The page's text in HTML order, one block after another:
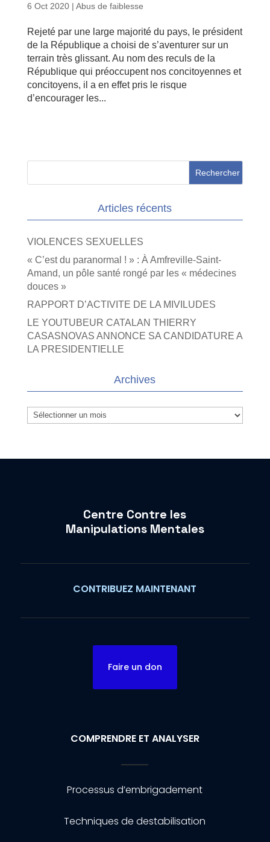
6 Oct 2020| Abus de faiblesse
Rejeté par une large majorité du pays, le président
de la République a choisi de s’aventurer sur un
terrain très glissant. Au nom des reculs de la
République qui préoccupent nos concitoyennes et
concitoyens, il a en effet pris le risque
d’encourager les...
Articles récents
VIOLENCES SEXUELLES
« C’est du paranormal ! » : À Amfreville-Saint-
Amand, un pôle santé rongé par les « médecines
douces »
RAPPORT D’ACTIVITE DE LA MIVILUDES
LE YOUTUBEUR CATALAN THIERRY
CASASNOVAS ANNONCE SA CANDIDATURE A
LA PRESIDENTIELLE
Archives
Archives
Centre Contre les
Manipulations Mentales
CONTRIBUEZ MAINTENANT
Faire un don
COMPRENDRE ET ANALYSER
Processus d’embrigadement
Techniques de destabilisation